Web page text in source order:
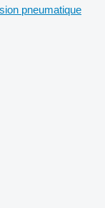
pneumatique